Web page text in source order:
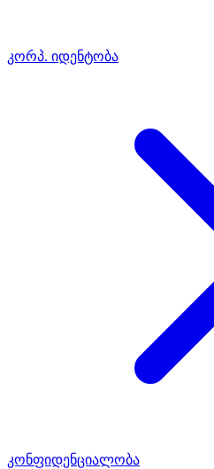
კორპ. იდენტობა
კონფიდენციალობა